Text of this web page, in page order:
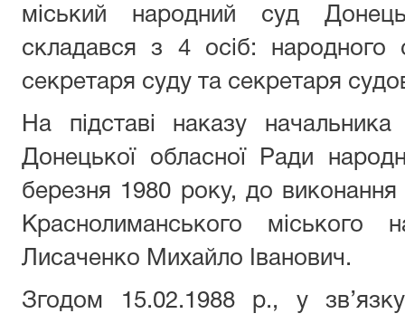
міський народний суд
складався з 4 осіб: народного
секретаря суду та секретаря
На підставі наказу начальника
Донецької обласної Ради
березня 1980 року, до виконання
Краснолиманського міського
Лисаченко Михайло Іванович.
Згодом 15.02.1988 р., у зв’язку